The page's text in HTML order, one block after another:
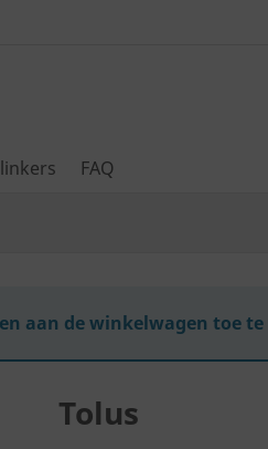
FAQ
aan de winkelwagen toe te
Tolus